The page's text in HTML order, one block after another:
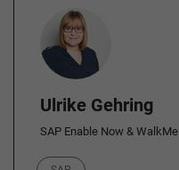
Author
Ulrike Gehring
SAP Enable Now & WalkMe
Category